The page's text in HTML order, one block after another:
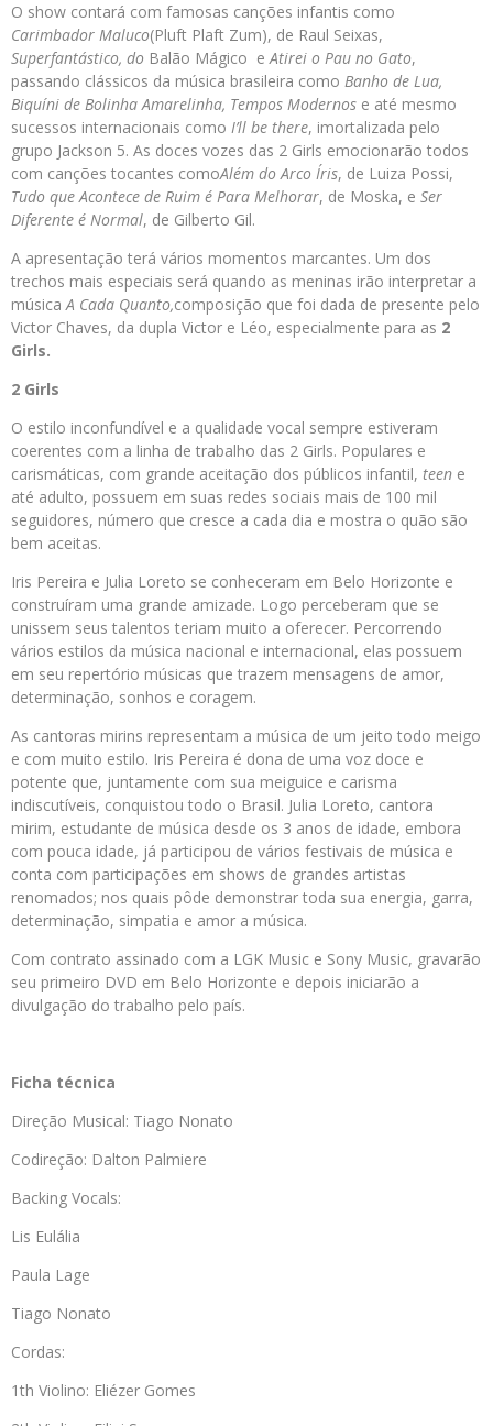
O show contará com famosas canções infantis como
Carimbador Maluco(Pluft Plaft Zum), de Raul Seixas,
Superfantástico, do Balão Mágico eAtirei o Pau no Gato,
passando clássicos da música brasileira como Banho de Lua,
Biquíni de Bolinha Amarelinha, Tempos Modernos e até mesmo
sucessos internacionais como I’ll be there, imortalizada pelo
grupo Jackson 5. As doces vozes das 2 Girls emocionarão todos
com canções tocantes comoAlém do Arco Íris, de Luiza Possi,
Tudo que Acontece de Ruim é Para Melhorar, de Moska, e Ser
Diferente é Normal, de Gilberto Gil.
A apresentação terá vários momentos marcantes. Um dos
trechos mais especiais será quando as meninas irão interpretar a
músicaA Cada Quanto,composição que foi dada de presente pelo
Victor Chaves, da dupla Victor e Léo, especialmente para as 2
Girls.
2 Girls
O estilo inconfundível e a qualidade vocal sempre estiveram
coerentes com a linha de trabalho das 2 Girls. Populares e
carismáticas, com grande aceitação dos públicos infantil, teen e
até adulto, possuem em suas redes sociais mais de 100 mil
seguidores, número que cresce a cada dia e mostra o quão são
bem aceitas.
Iris Pereira e Julia Loreto se conheceram em Belo Horizonte e
construíram uma grande amizade. Logo perceberam que se
unissem seus talentos teriam muito a oferecer. Percorrendo
vários estilos da música nacional e internacional, elas possuem
em seu repertório músicas que trazem mensagens de amor,
determinação, sonhos e coragem.
As cantoras mirins representam a música de um jeito todo meigo
e com muito estilo. Iris Pereira é dona de uma voz doce e
potente que, juntamente com sua meiguice e carisma
indiscutíveis, conquistou todo o Brasil. Julia Loreto, cantora
mirim, estudante de música desde os 3 anos de idade, embora
com pouca idade, já participou de vários festivais de música e
conta com participações em shows de grandes artistas
renomados; nos quais pôde demonstrar toda sua energia, garra,
determinação, simpatia e amor a música.
Com contrato assinado com a LGK Music e Sony Music, gravarão
seu primeiro DVD em Belo Horizonte e depois iniciarão a
divulgação do trabalho pelo país.
Ficha técnica
Direção Musical: Tiago Nonato
Codireção: Dalton Palmiere
Backing Vocals:
Lis Eulália
Paula Lage
Tiago Nonato
Cordas:
1th Violino: Eliézer Gomes